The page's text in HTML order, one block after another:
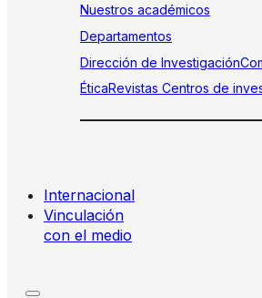
Nuestros académicos
Departamentos
Dirección de Investigación
ÉticaRevistas Centros de
Internacional
Vinculación
con el medio